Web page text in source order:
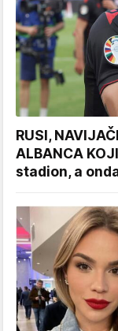
RUSI,
ALBANCA
stadion, a